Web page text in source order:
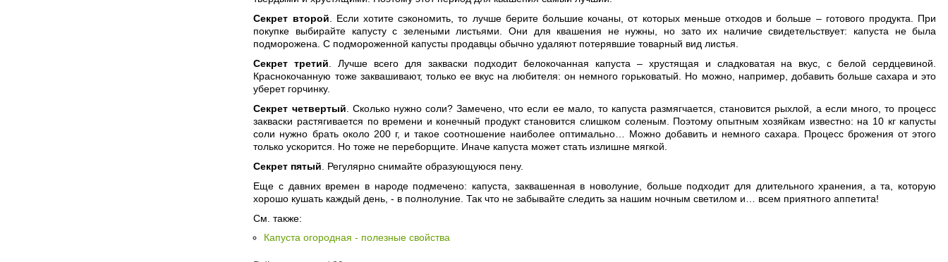
Секрет второй . Если хотите сэкономить, то лучше берите большие кочаны, от которых меньше отходов и больше – готового продукта. При
покупке выбирайте капусту с зелеными листьями. Они для квашения не нужны, но зато их наличие свидетельствует: капуста не была
подморожена. С подмороженной капусты продавцы обычно удаляют потерявшие товарный вид листья.
Секрет третий . Лучше всего для закваски подходит белокочанная капуста – хрустящая и сладковатая на вкус, с белой сердцевиной.
Краснокочанную тоже заквашивают, только ее вкус на любителя: он немного горьковатый. Но можно, например, добавить больше сахара и это
уберет горчинку.
Секрет четвертый . Сколько нужно соли? Замечено, что если ее мало, то капуста размягчается, становится рыхлой, а если много, то процесс
закваски растягивается по времени и конечный продукт становится слишком соленым. Поэтому опытным хозяйкам известно: на 10 кг капусты
соли нужно брать около 200 г, и такое соотношение наиболее оптимально… Можно добавить и немного сахара. Процесс брожения от этого
только ускорится. Но тоже не переборщите. Иначе капуста может стать излишне мягкой.
Секрет пятый . Регулярно снимайте образующуюся пену.
Еще с давних времен в народе подмечено: капуста, заквашенная в новолуние, больше подходит для длительного хранения, а та, которую
хорошо кушать каждый день, - в полнолуние. Так что не забывайте следить за нашим ночным светилом и… всем приятного аппетита!
См. также:
Капуста огородная - полезные свойства